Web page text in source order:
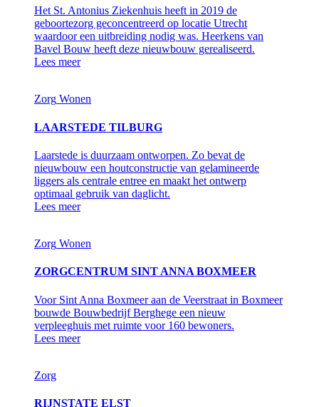
Het St. Antonius Ziekenhuis heeft in 2019 de
geboortezorg geconcentreerd op locatie Utrecht
waardoor een uitbreiding nodig was. Heerkens van
Bavel Bouw heeft deze nieuwbouw gerealiseerd.
Lees meer
Zorg Wonen
LAARSTEDE TILBURG
Laarstede is duurzaam ontworpen. Zo bevat de
nieuwbouw een houtconstructie van gelamineerde
liggers als centrale entree en maakt het ontwerp
optimaal gebruik van daglicht.
Lees meer
Zorg Wonen
ZORGCENTRUM SINT ANNA BOXMEER
Voor Sint Anna Boxmeer aan de Veerstraat in Boxmeer
bouwde Bouwbedrijf Berghege een nieuw
verpleeghuis met ruimte voor 160 bewoners.
Lees meer
Zorg
RIJNSTATE ELST